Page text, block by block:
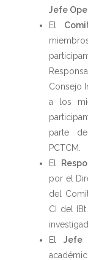
Jefe
El
Consejo
a los
parte
PCTCM.
El
por el
del
CI del
El Jefe